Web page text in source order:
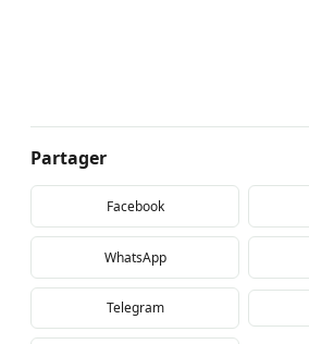
Partager
Facebook
WhatsApp
Telegram